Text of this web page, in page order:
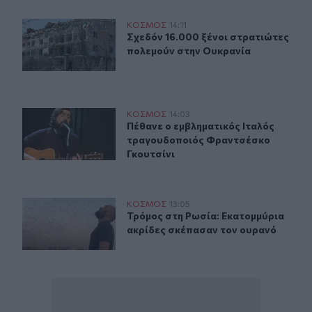
Σχεδόν 16.000 ξένοι στρατιώτες πολεμούν στην
ΚΟΣΜΟΣ 14:11
Σχεδόν 16.000 ξένοι στρατιώτες
Σχεδόν 16.000 ξένοι στρατιώτες
πολεμούν στην Ουκρανία
Πέθανε ο εμβληματικός Ιταλός τραγουδοποιός
ΚΟΣΜΟΣ 14:03
Πέθανε ο εμβληματικός Ιταλός
Πέθανε ο εμβληματικός Ιταλός
τραγουδοποιός Φραντσέσκο
Γκουτσίνι
Τρόμος στη Ρωσία: Εκατομμύρια ακρίδες σκέπασαν
ΚΟΣΜΟΣ 13:05
Τρόμος στη Ρωσία: Εκατομμύρια
Τρόμος στη Ρωσία: Εκατομμύρια
ακρίδες σκέπασαν τον ουρανό